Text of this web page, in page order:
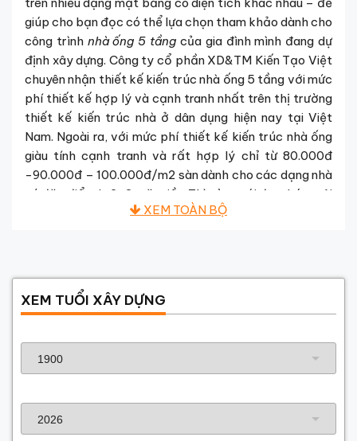
giúp cho bạn đọc có thể lựa chọn tham khảo dành cho
công trình nhà ống 5 tầng của gia đình mình đang dự
định xây dựng. Công ty cổ phần XD&TM Kiến Tạo Việt
chuyên nhận thiết kế kiến trúc nhà ống 5 tầng với mức
phí thiết kế hợp lý và cạnh tranh nhất trên thị trường
thiết kế kiến trúc nhà ở dân dụng hiện nay tại Việt
Nam. Ngoài ra, với mức phí thiết kế kiến trúc nhà ống
giàu tính cạnh tranh và rất hợp lý chỉ từ 80.000đ
-90.000đ – 100.000đ/m2 sàn dành cho các dạng nhà
có đặc điểm 1-2-3 mặt tiền
. Thì cùng với đo, chúng tôi
còn có những chương trình ưu đãi hỗ trợ khách hàng
diện tích sàn từ 300-400-500m2 sẽ được ưu đãi
giảm giá tương ứng từ 5-10-15% chi phí
được chuyển giao cho khách hàng sẽ gồm có 3 phần :
Kiến Trúc – Kết Cấu – Điện Nước. Kiến Tạo Việt – Rất
CHUYÊN MỤC MẪU THIẾT KẾ NHÀ PHỐ5 TẦNG ĐẸP &
NHÀ ỐNG ĐẸP 5 TẦNG TỔNG HỢP
XEM TUỔI XÂY DỰNG